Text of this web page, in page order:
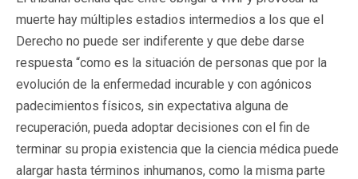
muerte hay múltiples estadios intermedios a los que el
Derecho no puede ser indiferente y que debe darse
respuesta “como es la situación de personas que por la
evolución de la enfermedad incurable y con agónicos
padecimientos físicos, sin expectativa alguna de
recuperación, pueda adoptar decisiones con el fin de
terminar su propia existencia que la ciencia médica puede
alargar hasta términos inhumanos, como la misma parte